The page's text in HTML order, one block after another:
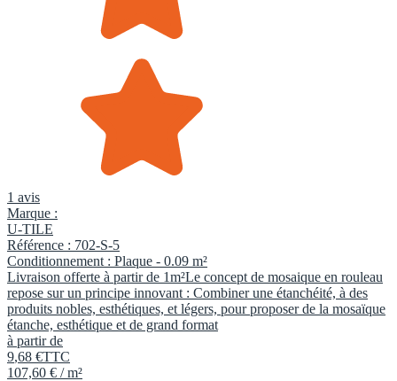
1 avis
Marque :
U-TILE
Référence : 702-S-5
Conditionnement : Plaque - 0.09 m²
Livraison offerte à partir de 1m²Le concept de mosaique en rouleau
repose sur un principe innovant : Combiner une étanchéité, à des
produits nobles, esthétiques, et légers, pour proposer de la mosaïque
étanche, esthétique et de grand format
à partir de
9,68 €TTC
107,60 € / m²